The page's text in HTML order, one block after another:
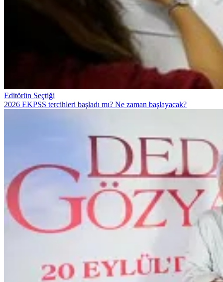
Editörün Seçtiği
2026 EKPSS tercihleri başladı mı? Ne zaman başlayacak?